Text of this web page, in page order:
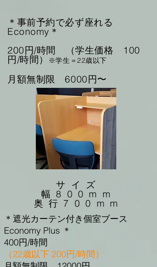
＊事前予約で必ず座れる
Economy＊
200円/時間 （学生価格 100
円/時間） ※学生＝22歳以下
​月額無制限 6000円〜
サイズ
幅800mm
奥行700mm
＊遮光カーテン付き個室ブース
Economy Plus ＊
400円/時間
（22歳以下 200円/時間）